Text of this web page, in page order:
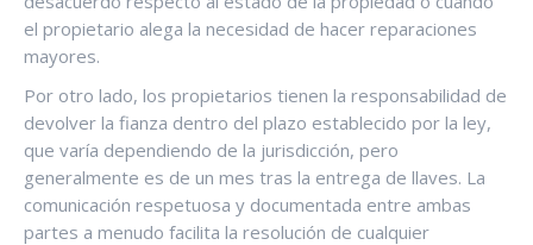
el propietario alega la necesidad de hacer reparaciones
mayores.
Por otro lado, los propietarios tienen la responsabilidad de
devolver la fianza dentro del plazo establecido por la ley,
que varía dependiendo de la jurisdicción, pero
generalmente es de un mes tras la entrega de llaves. La
comunicación respetuosa y documentada entre ambas
partes a menudo facilita la resolución de cualquier